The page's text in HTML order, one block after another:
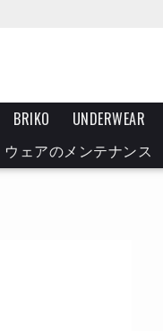
BRIKO UNDERWEAR
ウェアのメンテナンス